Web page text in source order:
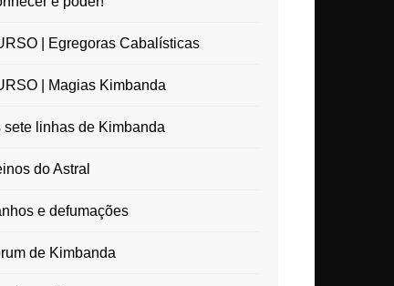
| Egregoras Cabalísticas
| Magias Kimbanda
sete linhas de Kimbanda
do Astral
e defumações
de Kimbanda